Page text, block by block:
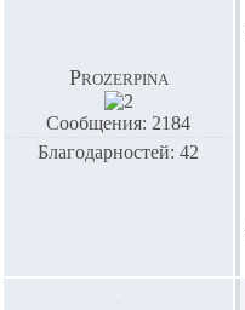
Prozerpina
Сообщения: 2184
Благодарностей: 42